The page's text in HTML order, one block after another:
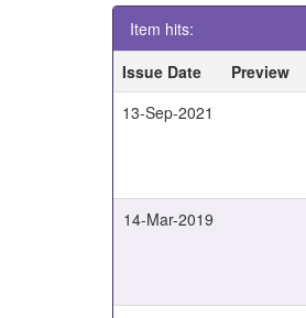
Item hits:
Issue Date
Preview
13-Sep-2021
14-Mar-2019